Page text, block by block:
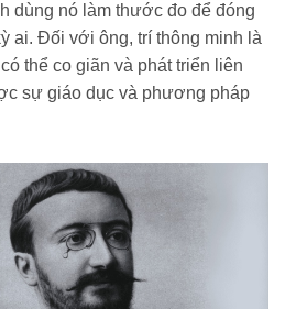
dùng nó làm thước đo để đóng
ai. Đối với ông, trí thông minh là
thể co giãn và phát triển liên
sự giáo dục và phương pháp